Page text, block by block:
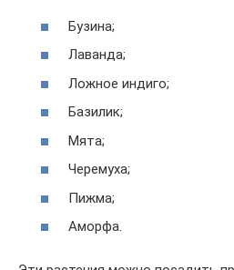
Бузина;
Лаванда;
Ложное индиго;
Базилик;
Мята;
Черемуха;
Пижма;
Аморфа.